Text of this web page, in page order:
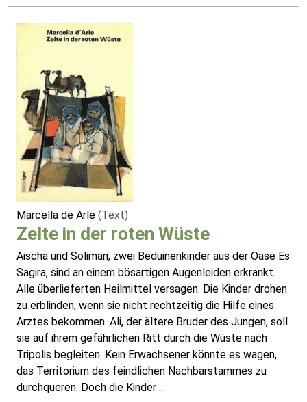
Marcella de Arle (Text)
Zelte in der roten Wüste
Aischa und Soliman, zwei Beduinenkinder aus der Oase Es
Sagira, sind an einem bösartigen Augenleiden erkrankt.
Alle überlieferten Heilmittel versagen. Die Kinder drohen
zu erblinden, wenn sie nicht rechtzeitig die Hilfe eines
Arztes bekommen. Ali, der ältere Bruder des Jungen, soll
sie auf ihrem gefährlichen Ritt durch die Wüste nach
Tripolis begleiten. Kein Erwachsener könnte es wagen,
das Territorium des feindlichen Nachbarstammes zu
durchqueren. Doch die Kinder ...